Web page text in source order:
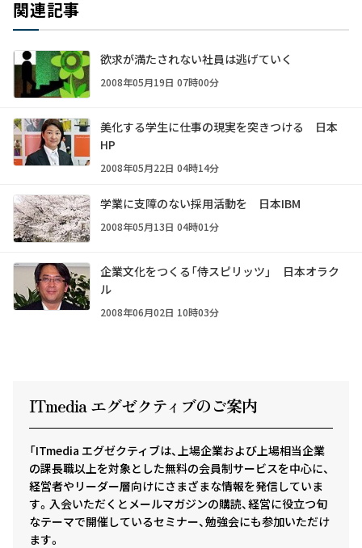
関連記事
欲求が満たされない社員は逃げていく
2008年05月19日 07時00分
美化する学生に仕事の現実を突きつける 日本
HP
2008年05月22日 04時14分
学業に支障のない採用活動を 日本IBM
2008年05月13日 04時01分
企業文化をつくる「侍スピリッツ」 日本オラク
ル
2008年06月02日 10時03分
ITmedia エグゼクティ ブのご案内
「ITmedia エグゼクティブは、上場企業および上場相当企業
の課長職以上を対象とした無料の会員制サービスを中心に、
経営者やリーダー層向けにさまざまな情報を発信していま
す。入会いただくとメールマガジンの購読、経営に役立つ旬
なテーマで開催しているセミナー、勉強会にも参加いただけ
ます。